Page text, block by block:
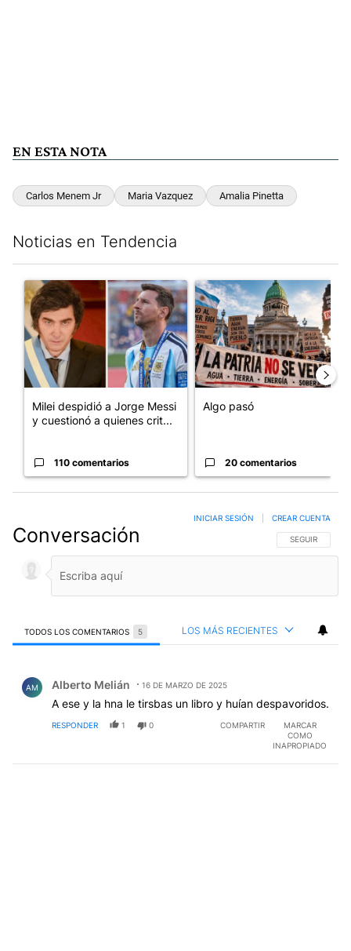
EN ESTA NOTA
Carlos Menem Jr Maria Vazquez Amalia Pinetta
Noticias en Tendencia
Un artículo de tendencia con el título "Milei despidió a Jorge
Milei despidió a Jorge Messi
y cuestionó a quienes crit...
110 comentarios
Un artículo de tendencia con
Algo pasó
20 comentarios
Conversación SIGA ESTA
SEGUIR
INICIAR SESIÓN CREAR CUENTA
TODOS LOS COMENTARIOS 5 LOS MÁS RECIENTES
AM Alberto Melián 16 DE MARZO DE 2025
A ese y la hna le tirsbas un libro y huían despavoridos.
RESPONDER 1 0 COMPARTIR
MARCAR
COMO
INAPROPIADO